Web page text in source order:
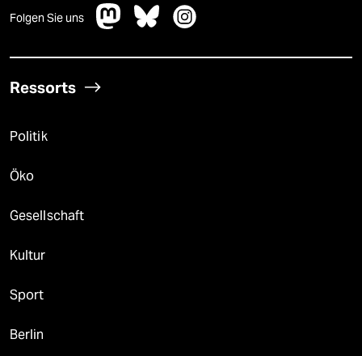
Folgen Sie uns
Ressorts
Politik
Öko
Gesellschaft
Kultur
Sport
Berlin